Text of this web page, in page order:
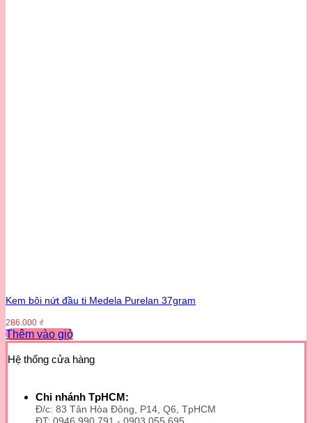
Kem bôi nứt đầu ti Medela Purelan 37gram
286.000 ₫
Thêm vào giỏ
Hệ thống cửa hàng
Chi nhánh TpHCM:
Đ/c: 83 Tân Hòa Đông, P14, Q6, TpHCM
ĐT: 0946 990 791 - 0903 055 695